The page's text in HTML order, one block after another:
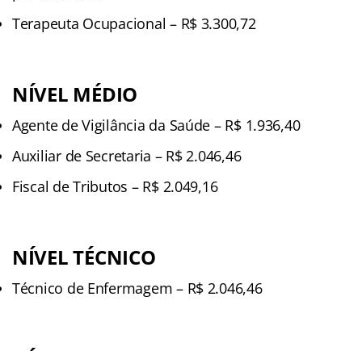
Terapeuta Ocupacional – R$ 3.300,72
NÍVEL MÉDIO
Agente de Vigilância da Saúde – R$ 1.936,40
Auxiliar de Secretaria – R$ 2.046,46
Fiscal de Tributos – R$ 2.049,16
NÍVEL TÉCNICO
Técnico de Enfermagem – R$ 2.046,46